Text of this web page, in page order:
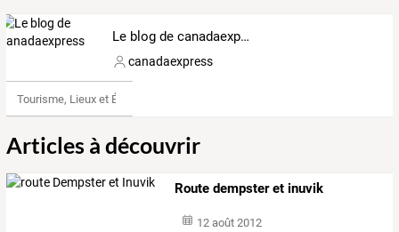
Le blog de canadaexpress
canadaexpress
Tourisme, Lieux et Événements
Articles à découvrir
Route dempster et inuvik
12 août 2012